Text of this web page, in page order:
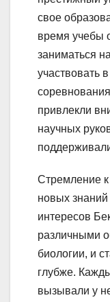
свое
время учебы
заниматься
участвовать
привлекли
научных
Стремление
новых
интересов
различными
биологии, и
глубже.
вызывали у